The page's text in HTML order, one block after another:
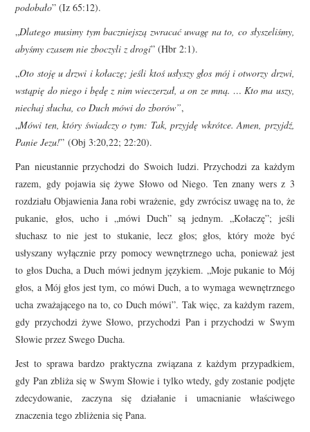
podobało” (Iz 65:12).
„Dlatego musimy tym baczniejszą zwracać uwagę na to, co słyszeliśmy,
abyśmy czasem nie zboczyli z drogi” (Hbr 2:1).
„Oto stoję u drzwi i kołaczę; jeśli ktoś usłyszy głos mój i otworzy drzwi,
wstąpię do niego i będę z nim wieczerzał, a on ze mną. … Kto ma uszy,
niechaj słucha, co Duch mówi do zborów”,
„Mówi ten, który świadczy o tym: Tak, przyjdę wkrótce. Amen, przyjdź,
Panie Jezu!” (Obj 3:20,22; 22:20).
Pan nieustannie przychodzi do Swoich ludzi. Przychodzi za każdym
razem, gdy pojawia się żywe Słowo od Niego. Ten znany wers z 3
rozdziału Objawienia Jana robi wrażenie, gdy zwrócisz uwagę na to, że
pukanie, głos, ucho i „mówi Duch” są jednym. „Kołaczę”; jeśli
słuchasz to nie jest to stukanie, lecz głos; głos, który może być
usłyszany wyłącznie przy pomocy wewnętrznego ucha, ponieważ jest
to głos Ducha, a Duch mówi jednym językiem. „Moje pukanie to Mój
głos, a Mój głos jest tym, co mówi Duch, a to wymaga wewnętrznego
ucha zważającego na to, co Duch mówi”. Tak więc, za każdym razem,
gdy przychodzi żywe Słowo, przychodzi Pan i przychodzi w Swym
Słowie przez Swego Ducha.
Jest to sprawa bardzo praktyczna związana z każdym przypadkiem,
gdy Pan zbliża się w Swym Słowie i tylko wtedy, gdy zostanie podjęte
zdecydowanie, zaczyna się działanie i umacnianie właściwego
znaczenia tego zbliżenia się Pana.